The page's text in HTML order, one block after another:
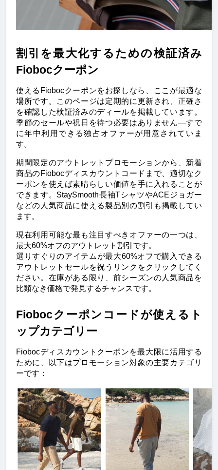
割引を最大化するための検証済み
Fiobocクーポン
使えるFiobocクーポンをお探しなら、ここが最適な
場所です。このページは定期的に更新され、正確さ
を確認した検証済みのディールを掲載しています。
季節のセールや祝日を待つ必要はありません—すで
に年中利用できる独占オファーが用意されていま
す。
期間限定のアウトレットプロモーションから、新着
商品のFiobocディスカウントコードまで、適切なク
ーポンを使えば素晴らしい価値を手に入れることが
できます。StaySmooth長袖TシャツやACEジョガー
などの人気商品に使える製品別の割引も掲載してい
ます。
現在利用可能な最も注目すべきオファーの一つは、
最大60%オフのアウトレット割引です。
選りすぐりのアイテムが最大60%オフで購入できる
アウトレットセールを祝うリンクをクリックしてく
ださい。在庫がある限り、前シーズンの人気商品を
比類なき価格で発見するチャンスです。
Fiobocクーポンコードが使えるト
ップカテゴリー
Fiobocディスカウントクーポンを最大限に活用する
ために、以下はプロモーション対象の主要カテゴリ
ーです：